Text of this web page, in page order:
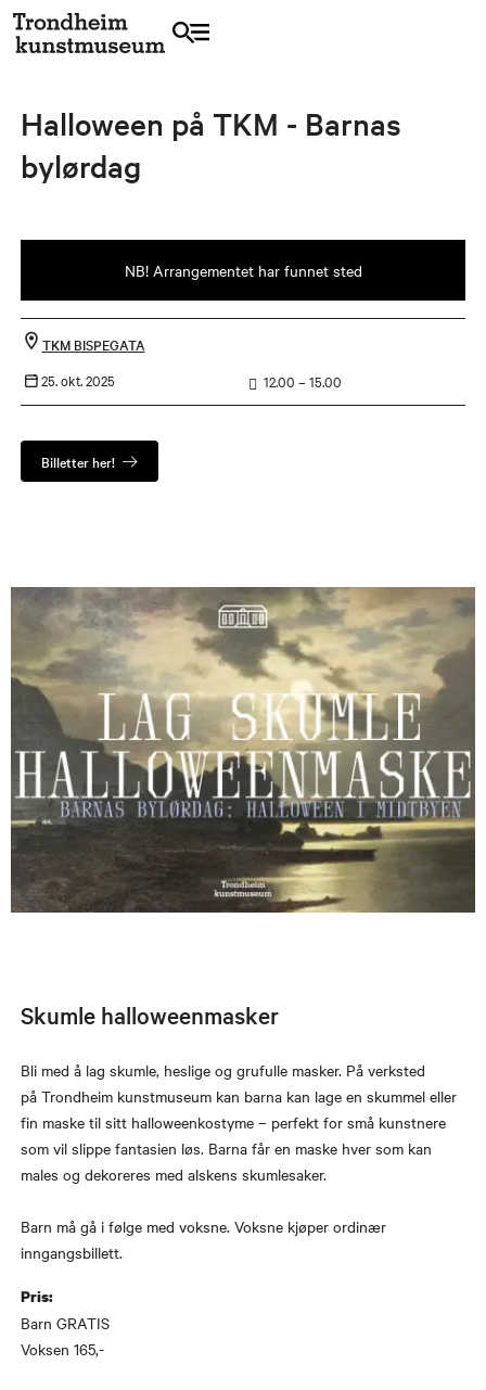
Halloween på TKM - Barnas
bylørdag
NB! Arrangementet har funnet sted
TKM BISPEGATA
25. okt. 2025
12.00 – 15.00
Billetter her!
Skumle halloweenmasker
Bli med å lag skumle, heslige og grufulle masker. På verksted
på Trondheim kunstmuseum kan barna kan lage en skummel eller
fin maske til sitt halloweenkostyme – perfekt for små kunstnere
som vil slippe fantasien løs. Barna får en maske hver som kan
males og dekoreres med alskens skumlesaker.
Barn må gå i følge med voksne. Voksne kjøper ordinær
inngangsbillett.
Pris:
Barn GRATIS
Voksen 165,-